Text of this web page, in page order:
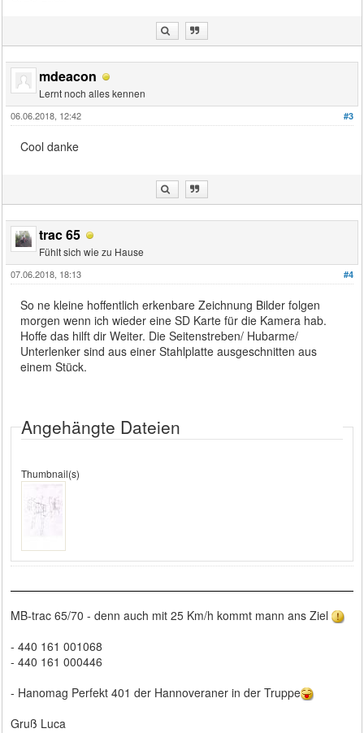
mdeacon
Lernt noch alles kennen
#3
06.06.2018, 12:42
Cool danke
trac 65
Fühlt sich wie zu Hause
#4
07.06.2018, 18:13
So ne kleine hoffentlich erkenbare Zeichnung Bilder folgen
morgen wenn ich wieder eine SD Karte für die Kamera hab.
Hoffe das hilft dir Weiter. Die Seitenstreben/ Hubarme/
Unterlenker sind aus einer Stahlplatte ausgeschnitten aus
einem Stück.
Angehängte Dateien
Thumbnail(s)
MB-trac 65/70 - denn auch mit 25 Km/h kommt mann ans Ziel
- 440 161 001068
- 440 161 000446
- Hanomag Perfekt 401 der Hannoveraner in der Truppe
Gruß Luca